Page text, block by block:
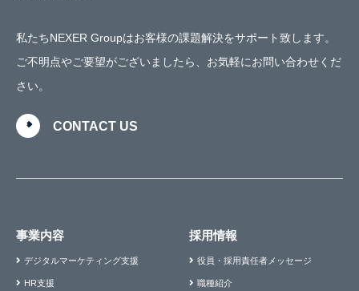
私たちNEXER Groupはお客様の課題解決をサポート致します。
ご不明点やご要望がございましたら、お気軽にお問い合わせくだ
さい。
CONTACT US
事業内容
デジタルマーケティング支援
HR支援
採用情報
役員・採用責任者メッセージ
職種紹介